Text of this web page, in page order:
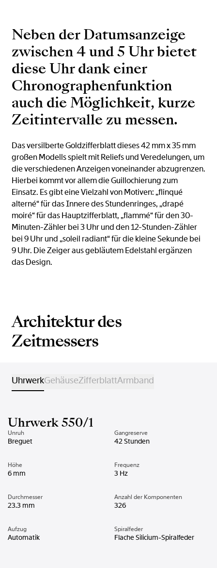
Neben der Datumsanzeige
zwischen 4 und 5 Uhr bietet
diese Uhr dank einer
Chronographenfunktion
auch die Möglichkeit, kurze
Zeitintervalle zu messen.
Das versilberte Goldzifferblatt dieses 42 mm x 35 mm
großen Modells spielt mit Reliefs und Veredelungen, um
die verschiedenen Anzeigen voneinander abzugrenzen.
Hierbei kommt vor allem die Guillochierung zum
Einsatz. Es gibt eine Vielzahl von Motiven: „flinqué
alterné“ für das Innere des Stundenringes, „drapé
moiré“ für das Hauptzifferblatt, „flammé“ für den 30-
Minuten-Zähler bei 3 Uhr und den 12-Stunden-Zähler
bei 9 Uhr und „soleil radiant“ für die kleine Sekunde bei
9 Uhr. Die Zeiger aus gebläutem Edelstahl ergänzen
das Design.
Architektur des
Zeitmessers
UhrwerkGehäuseZifferblattArmband
Uhrwerk 550/1
Unruh
Breguet
Gangreserve
42 Stunden
Höhe
6 mm
Frequenz
3 Hz
Durchmesser
23.3 mm
Anzahl der Komponenten
326
Aufzug
Automatik
Spiralfeder
Flache Silicium-Spiralfeder